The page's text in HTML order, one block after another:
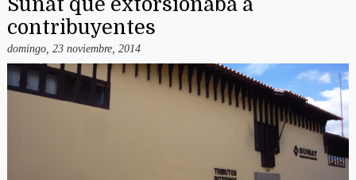
Sunat que extorsionaba a
contribuyentes
domingo, 23 noviembre, 2014